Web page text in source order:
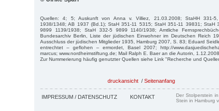
Quellen: 4; 5; Auskunft von Anna v. Villiez, 21.03.2008; StaHH 331-5,
1938/1348; AB 1937 (Bd.1); StaH 351-11 5315; StaH 351-11 39831; StaH
9899 1139/1938; StaH 332-5 9899 1140/1938; Amtliche
Bundesarchiv Berlin, Liste der jüdischen Einwohner im Deutschen Reich
Ausschluss der jüdischen Mitglieder 1935, Hamburg 2007, S. 83; Eduard
entrechtet – geflohen – ermordet, Basel 2007; http://
marcus; www.nordheimstiftung.de; Mail Ralph E. Baer an die Autorin,
Zur Nummerierung häufig genutzter Quellen siehe Link "Recherche und
druckansicht / Seitenanfang
IMPRESSUM / DATENSCHUTZ KONTAKT
Der Stolperstein
Stein in Hamburg